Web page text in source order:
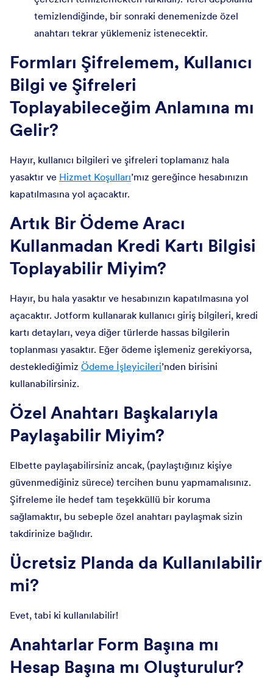
temizlendiğinde, bir sonraki denemenizde özel
anahtarı tekrar yüklemeniz istenecektir.
Formları Şifrelemem, Kullanıcı
Bilgi ve Şifreleri
Toplayabileceğim Anlamına mı
Gelir?
Hayır, kullanıcı bilgileri ve şifreleri toplamanız hala
yasaktır ve Hizmet Koşulları’mız gereğince hesabınızın
kapatılmasına yol açacaktır.
Artık Bir Ödeme Aracı
Kullanmadan Kredi Kartı Bilgisi
Toplayabilir Miyim?
Hayır, bu hala yasaktır ve hesabınızın kapatılmasına yol
açacaktır. Jotform kullanarak kullanıcı giriş bilgileri, kredi
kartı detayları, veya diğer türlerde hassas bilgilerin
toplanması yasaktır. Eğer ödeme işlemeniz gerekiyorsa,
desteklediğimiz Ödeme İşleyicileri’nden birisini
kullanabilirsiniz.
Özel Anahtarı Başkalarıyla
Paylaşabilir Miyim?
Elbette paylaşabilirsiniz ancak, (paylaştığınız kişiye
güvenmediğiniz sürece) tercihen bunu yapmamalısınız.
Şifreleme ile hedef tam teşekküllü bir koruma
sağlamaktır, bu sebeple özel anahtarı paylaşmak sizin
takdirinize bağlıdır.
Ücretsiz Planda da Kullanılabilir
mi?
Evet, tabi ki kullanılabilir!
Anahtarlar Form Başına mı
Hesap Başına mı Oluşturulur?